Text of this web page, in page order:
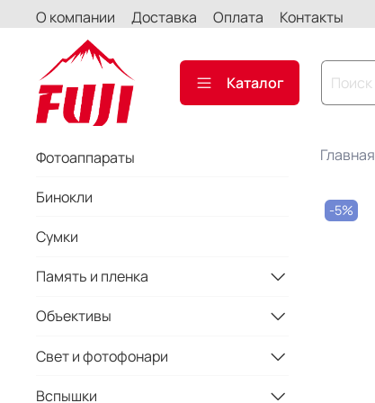
О компании Доставка Оплата Контакты
Каталог
Главная
-5%
Фотоаппараты
Бинокли
Сумки
Память и пленка
Объективы
Свет и фотофонари
Вспышки